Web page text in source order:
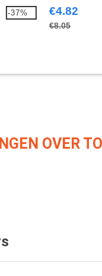
-37%
(open teen)
€4.82
€8.05
OVER